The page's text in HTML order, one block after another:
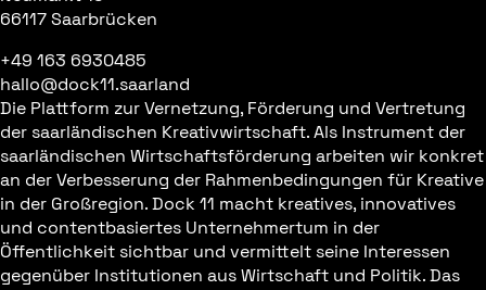
66117 Saarbrücken
+49 163 6930485
hallo@dock11.saarland
Die Plattform zur Vernetzung, Förderung und Vertretung
der saarländischen Kreativwirtschaft. Als Instrument der
saarländischen Wirtschaftsförderung arbeiten wir konkret
an der Verbesserung der Rahmenbedingungen für Kreative
in der Großregion. Dock 11 macht kreatives, innovatives
und contentbasiertes Unternehmertum in der
Öffentlichkeit sichtbar und vermittelt seine Interessen
gegenüber Institutionen aus Wirtschaft und Politik. Das